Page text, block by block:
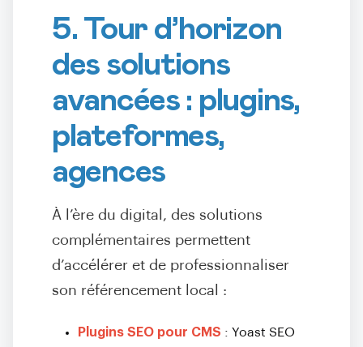
5. Tour d’horizon
des solutions
avancées : plugins,
plateformes,
agences
À l’ère du digital, des solutions
complémentaires permettent
d’accélérer et de professionnaliser
son référencement local :
Plugins SEO pour CMS : Yoast SEO